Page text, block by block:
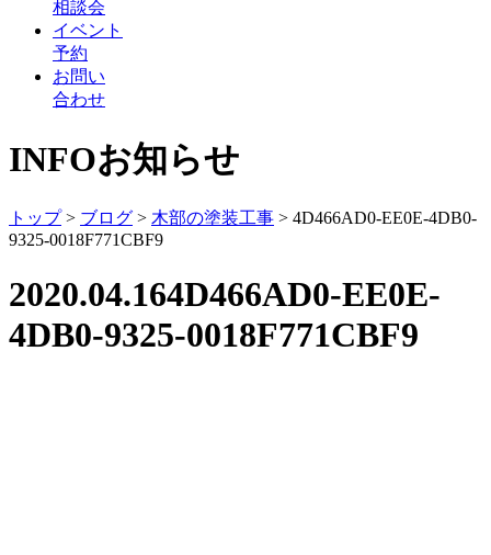
相談会
イベント
予約
お問い
合わせ
INFOお知らせ
トップ> ブログ > 木部の塗装工事 > 4D466AD0-EE0E-4DB0-
9325-0018F771CBF9
2020.04.164D466AD0-EE0E-
4DB0-9325-0018F771CBF9